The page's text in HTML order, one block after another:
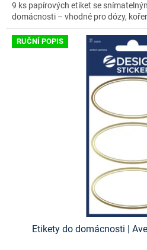
9 ks papírových etiket se
domácnosti – vhodné pro dózy,
RUČNÍ POPIS
Etikety do domácnosti |